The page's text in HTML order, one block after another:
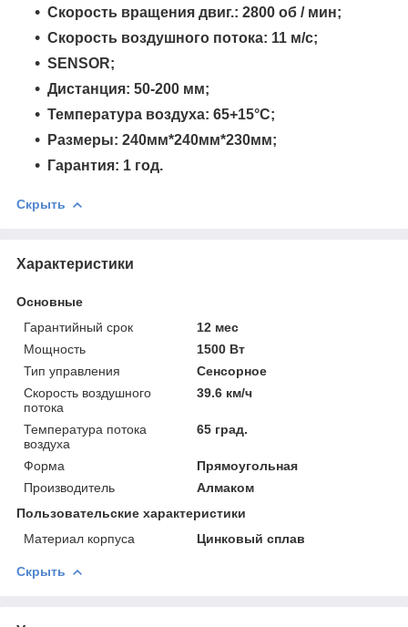
Скорость вращения двиг.: 2800 об / мин;
Скорость воздушного потока: 11 м/с;
SENSOR;
Дистанция: 50-200 мм;
Температура воздуха: 65+15°C;
Размеры: 240мм*240мм*230мм;
Гарантия: 1 год.
Скрыть
Характеристики
Основные
Гарантийный срок
12 мес
Мощность
1500 Вт
Тип управления
Сенсорное
Скорость воздушного
потока
39.6 км/ч
Температура потока
воздуха
65 град.
Форма
Прямоугольная
Производитель
Алмаком
Пользовательские характеристики
Материал корпуса
Цинковый сплав
Скрыть